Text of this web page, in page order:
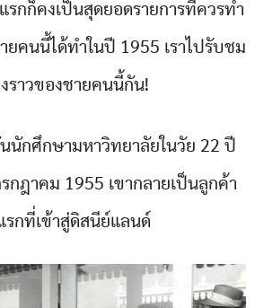
รกก็คงเป็นสุดยอดรายการที่ควรทำ
ยคนนี้ได้ทำในปี 1955 เราไปรับชม
งราวของชายคนนี้กัน!
นักศึกษามหาวิทยาลัยในวัย 22 ปี
กฎาคม 1955 เขากลายเป็นลูกค้า
รกที่เข้าสู่ดิสนีย์แลนด์